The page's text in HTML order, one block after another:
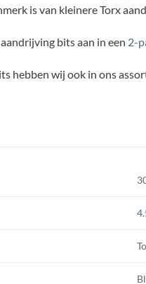
is van kleinere Torx
bits aan in een 2-
hebben wij ook in ons